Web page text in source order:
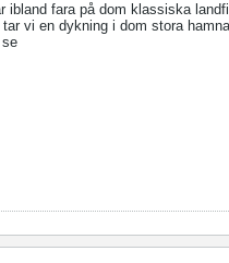
ibland fara på dom klassiska
vi en dykning i dom stora